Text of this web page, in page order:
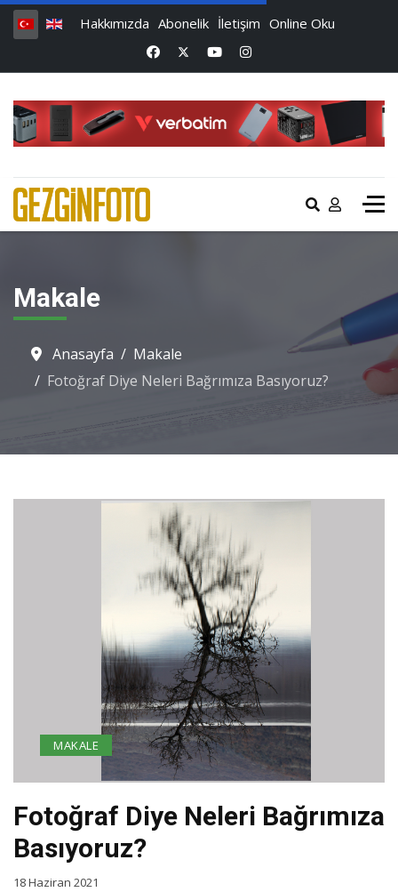
Hakkımızda Abonelik İletişim Online Oku
Makale
Anasayfa
Makale
Fotoğraf Diye Neleri Bağrımıza Basıyoruz?
Fotoğraf Diye Neleri Bağrımıza
Basıyoruz?
MAKALE
18 Haziran 2021